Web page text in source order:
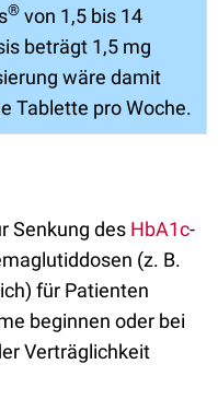
® von 1,5 bis 14
beträgt 1,5 mg
wäre damit
Tablette pro Woche.
Senkung des HbA1c-
(z. B.
für Patienten
beginnen oder bei
Verträglichkeit